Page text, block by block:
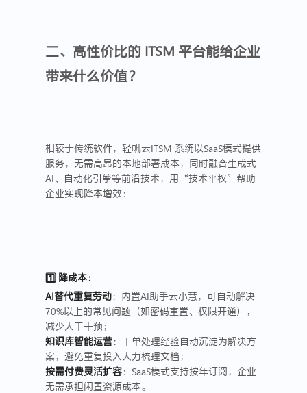
二、高性价比的 ITSM 平台能给企业
带来什么价值？
相较于传统软件，轻帆云ITSM 系统以SaaS模式提供
服务，无需高昂的本地部署成本，同时融合生成式
AI、自动化引擎等前沿技术，用“技术平权”帮助
企业实现降本增效：
1️⃣ 降成本：
AI替代重复劳动：内置AI助手云小慧，可自动解决
70%以上的常见问题（如密码重置、权限开通），
减少人工干预；
知识库智能运营：工单处理经验自动沉淀为解决方
案，避免重复投入人力梳理文档；
按需付费灵活扩容：SaaS模式支持按年订阅，企业
无需承担闲置资源成本。